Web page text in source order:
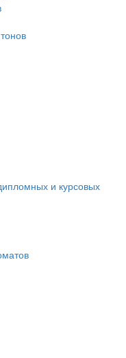
и курсовых